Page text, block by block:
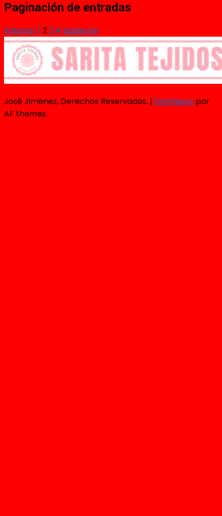
Paginación de entradas
Anterior1 23 4 Siguiente
José Jiménez, Derechos Reservados. | DarkNews por
AF themes.